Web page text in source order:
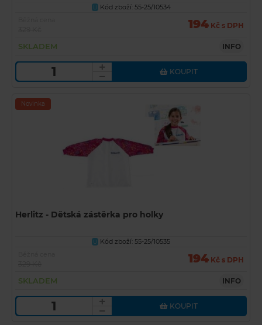
U Kód zboží: 55-25/10534
194 Kč s DPH
SKLADEM INFO
KOUPIT
Novinka
Herlitz - Dětská zástěrka pro holky
U
Kód zboží: 55-25/10535
194 Kč s DPH
SKLADEM INFO
KOUPIT